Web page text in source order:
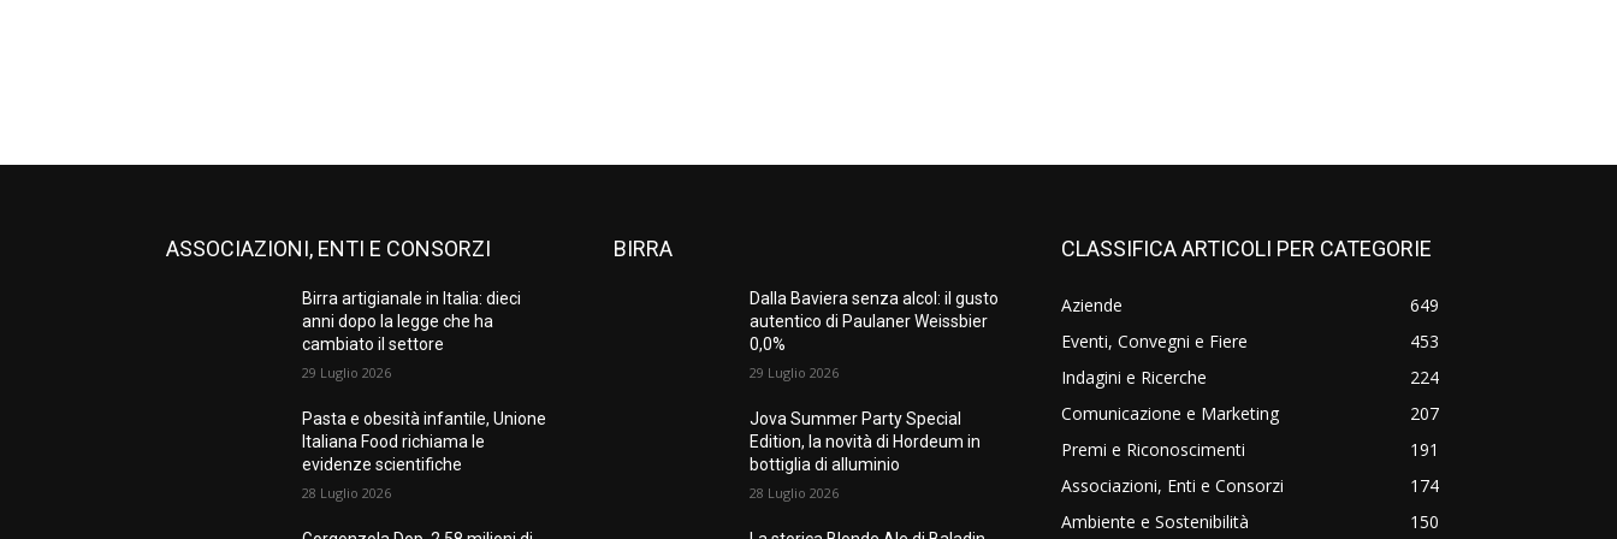
ASSOCIAZIONI, ENTI E CONSORZI
Birra artigianale in Italia: dieci
anni dopo la legge che ha
cambiato il settore
29 Luglio 2026
Pasta e obesità infantile, Unione
Italiana Food richiama le
evidenze scientifiche
28 Luglio 2026
BIRRA
Dalla Baviera senza alcol: il gusto
autentico di Paulaner Weissbier
0,0%
29 Luglio 2026
Jova Summer Party Special
Edition, la novità di Hordeum in
bottiglia di alluminio
28 Luglio 2026
CLASSIFICA ARTICOLI PER CATEGORIE
Aziende
649
Eventi, Convegni e Fiere
453
Indagini e Ricerche
224
Comunicazione e Marketing
207
Premi e Riconoscimenti
191
Associazioni, Enti e Consorzi
174
Ambiente e Sostenibilità
150